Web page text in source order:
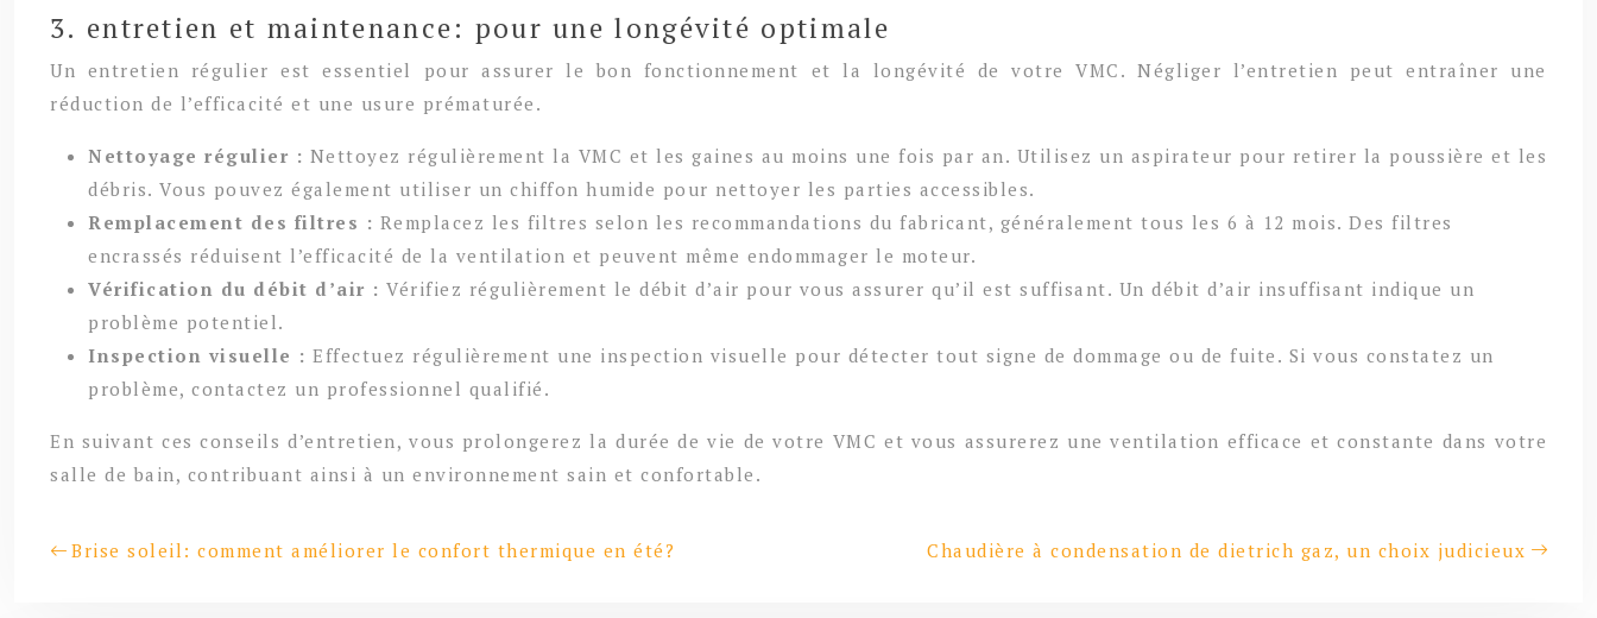
3. entretien et maintenance: pour une longévité optimale
Un entretien régulier est essentiel pour assurer le bon fonctionnement et la longévité de votre VMC. Négliger l’entretien peut entraîner une
réduction de l’efficacité et une usure prématurée.
Nettoyage régulier : Nettoyez régulièrement la VMC et les gaines au moins une fois par an. Utilisez un aspirateur pour retirer la poussière et les
débris. Vous pouvez également utiliser un chiffon humide pour nettoyer les parties accessibles.
Remplacement des filtres : Remplacez les filtres selon les recommandations du fabricant, généralement tous les 6 à 12 mois. Des filtres
encrassés réduisent l’efficacité de la ventilation et peuvent même endommager le moteur.
Vérification du débit d’air : Vérifiez régulièrement le débit d’air pour vous assurer qu’il est suffisant. Un débit d’air insuffisant indique un
problème potentiel.
Inspection visuelle : Effectuez régulièrement une inspection visuelle pour détecter tout signe de dommage ou de fuite. Si vous constatez un
problème, contactez un professionnel qualifié.
En suivant ces conseils d’entretien, vous prolongerez la durée de vie de votre VMC et vous assurerez une ventilation efficace et constante dans votre
salle de bain, contribuant ainsi à un environnement sain et confortable.
Brise soleil: comment améliorer le confort thermique en été? Chaudière à condensation de dietrich gaz, un choix judicieux